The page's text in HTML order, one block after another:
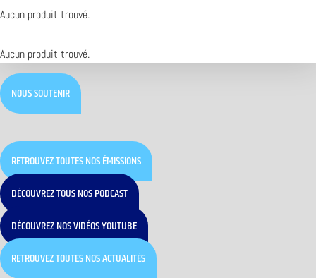
Aucun produit trouvé.
Aucun produit trouvé.
NOUS SOUTENIR
RETROUVEZ TOUTES NOS ÉMISSIONS
DÉCOUVREZ TOUS NOS PODCAST
DÉCOUVREZ NOS VIDÉOS YOUTUBE
RETROUVEZ TOUTES NOS ACTUALITÉS